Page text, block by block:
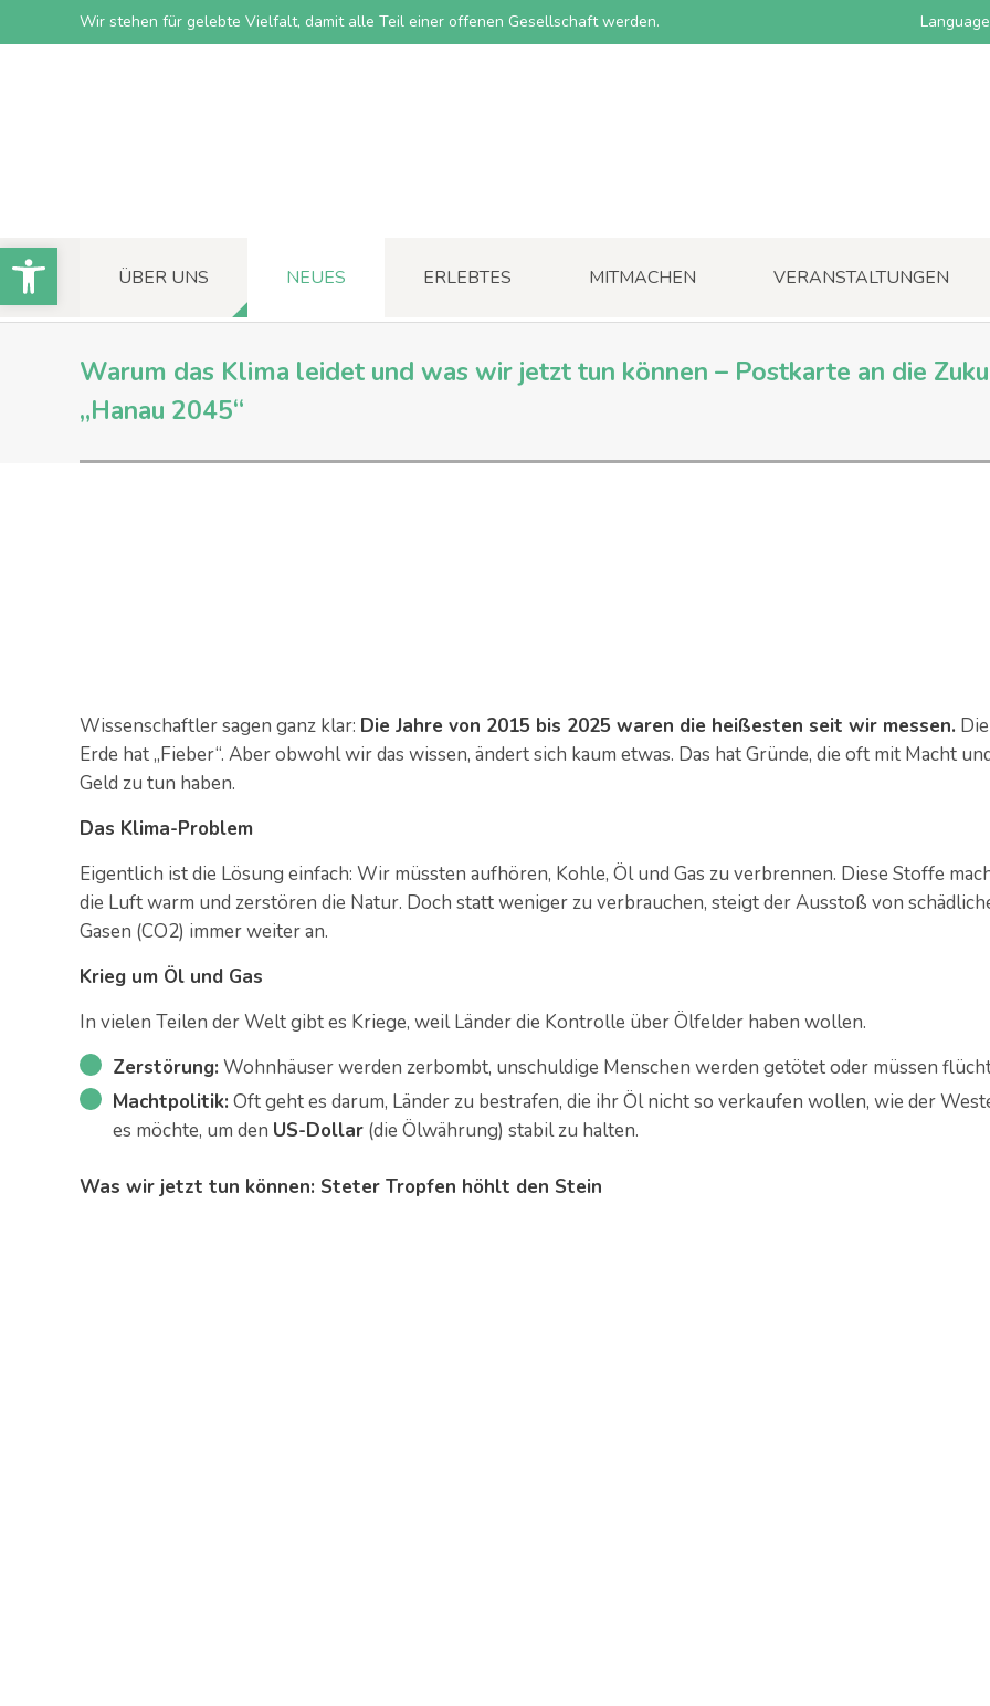
Wir stehen für gelebte Vielfalt, damit alle Teil einer offenen Gesellschaft werden.
ÜBER UNS NEUES ERLEBTES MITMACHEN VERANSTALTUNGEN
Warum das Klima leidet und was wir jetzt tun können – Postkarte an die
„Hanau 2045“
Wissenschaftler sagen ganz klar: Die Jahre von 2015 bis 2025 waren die heißesten seit wir messen. Die
Erde hat „Fieber“. Aber obwohl wir das wissen, ändert sich kaum etwas. Das hat Gründe, die oft mit Macht
Geld zu tun haben.
Das Klima-Problem
Eigentlich ist die Lösung einfach: Wir müssten aufhören, Kohle, Öl und Gas zu verbrennen. Diese Stoffe
die Luft warm und zerstören die Natur. Doch statt weniger zu verbrauchen, steigt der Ausstoß von
Gasen (CO2) immer weiter an.
Krieg um Öl und Gas
In vielen Teilen der Welt gibt es Kriege, weil Länder die Kontrolle über Ölfelder haben wollen.
Zerstörung: Wohnhäuser werden zerbombt, unschuldige Menschen werden getötet oder müssen
Machtpolitik: Oft geht es darum, Länder zu bestrafen, die ihr Öl nicht so verkaufen wollen, wie der
es möchte, um den US-Dollar (die Ölwährung) stabil zu halten.
Was wir jetzt tun können: Steter Tropfen höhlt den Stein
Open toolbar